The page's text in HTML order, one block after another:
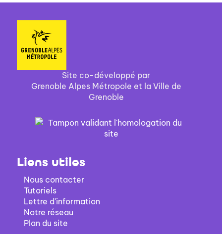
Site co-développé par
Grenoble Alpes Métropole et la Ville de
Grenoble
Liens utiles
Nous contacter
Tutoriels
Lettre d'information
Notre réseau
Plan du site